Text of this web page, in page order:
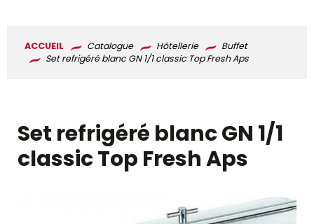
ACCUEIL Catalogue Hôtellerie
Buffet
Set refrigéré blanc GN 1/1 classic Top Fresh Aps
Set refrigéré blanc GN 1/1
classic Top Fresh Aps